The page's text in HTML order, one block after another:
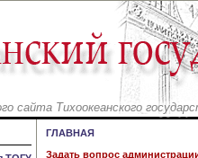
сайта Тихоокеанского
ГЛАВНАЯ
Задать вопрос